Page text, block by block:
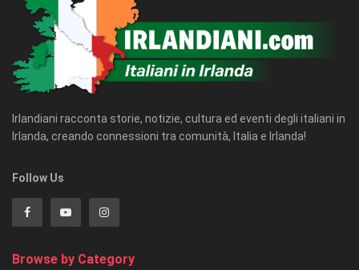
Irlandiani racconta storie, notizie, cultura ed eventi degli italiani in
Irlanda, creando connessioni tra comunità, Italia e Irlanda!
Follow Us
Browse by Category